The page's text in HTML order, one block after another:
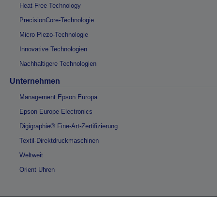
Heat-Free Technology
PrecisionCore-Technologie
Micro Piezo-Technologie
Innovative Technologien
Nachhaltigere Technologien
Unternehmen
Management Epson Europa
Epson Europe Electronics
Digigraphie® Fine-Art-Zertifizierung
Textil-Direktdruckmaschinen
Weltweit
Orient Uhren